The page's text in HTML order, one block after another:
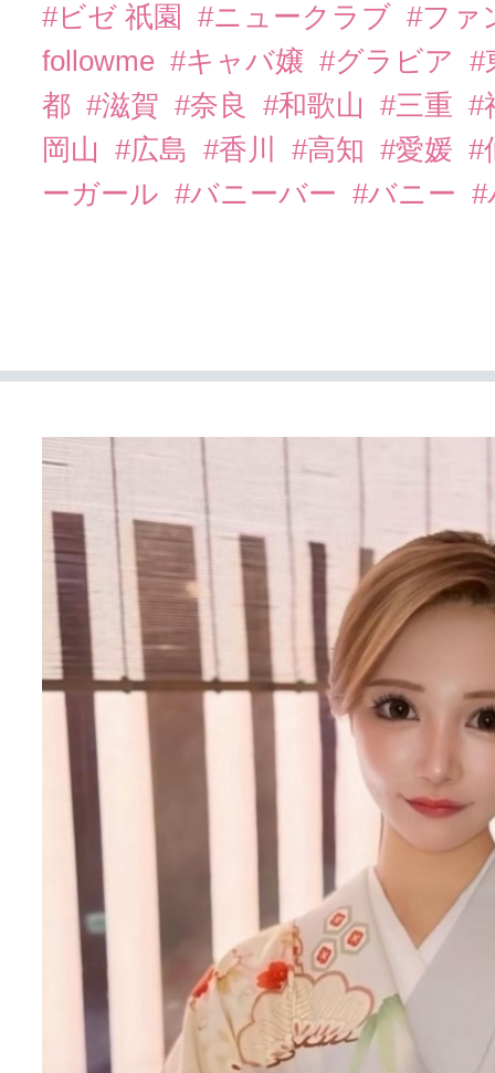
#ビゼ 祇園 #ニュークラブ #ファ
followme #キャバ嬢 #グラビア
#
都 #滋賀 #奈良 #和歌山 #三重 #
岡山
#広島 #香川 #高知 #愛媛 #
ーガール #バニーバー #バニー #